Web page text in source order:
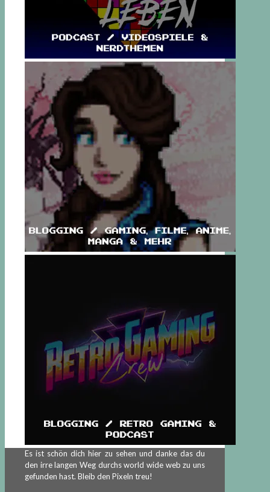
Es ist schön dich hier zu sehen und danke das du
den irre langen Weg durchs world wide web zu uns
gefunden hast. Bleib den Pixeln treu!